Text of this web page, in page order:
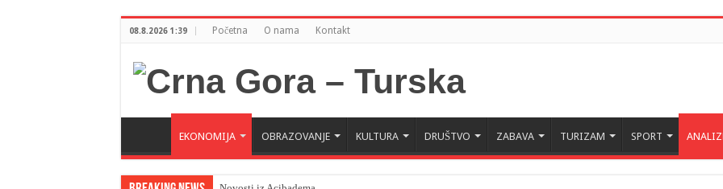
08.8.2026 1:39 Početna O nama Kontakt
EKONOMIJA OBRAZOVANJE KULTURA DRUŠTVO ZABAVA TURIZAM SPORT